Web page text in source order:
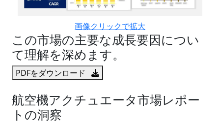
画像クリックで拡大
この市場の主要な成長要因につい
て理解を深めます。
PDFをダウンロード
航空機アクチュエータ市場レポー
トの洞察